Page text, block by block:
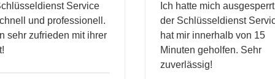
Service
und professionell.
zufrieden mit ihrer
Ich hatte mich ausgesperrt
der Schlüsseldienst Service
hat mir innerhalb von 15
Minuten geholfen. Sehr
zuverlässig!